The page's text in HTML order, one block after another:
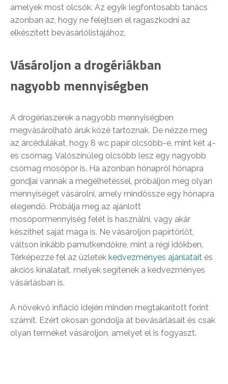
amelyek most olcsók. Az egyik legfontosabb tanács
azonban az, hogy ne felejtsen el ragaszkodni az
elkészített bevásárlólistájához.
Vásároljon a drogériákban
nagyobb mennyiségben
A drogériaszerek a nagyobb mennyiségben
megvásárolható áruk közé tartoznak. De nézze meg
az árcédulákat, hogy 8 wc papír olcsóbb-e, mint két 4-
es csomag. Valószínűleg olcsóbb lesz egy nagyobb
csomag mosópor is. Ha azonban hónapról hónapra
gondjai vannak a megélhetéssel, próbáljon meg olyan
mennyiséget vásárolni, amely mindössze egy hónapra
elegendő. Próbálja meg az ajánlott
mosópormennyiség felét is használni, vagy akár
készíthet saját maga is. Ne vásároljon papírtörlőt,
váltson inkább pamutkendőkre, mint a régi időkben.
Térképezze fel az üzletek kedvezményes ajánlatait és
akciós kínálatait, melyek segítenek a kedvezményes
vásárlásban is.
A növekvő infláció idején minden megtakarított forint
számít. Ezért okosan gondolja át bevásárlásait és csak
olyan terméket vásároljon, amelyet el is fogyaszt.